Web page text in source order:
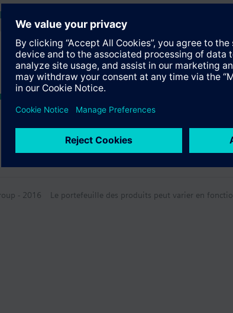
Documentation
- 2016 Le portefeuille des produits peut varier en